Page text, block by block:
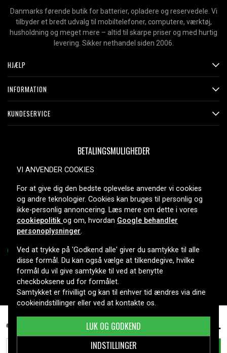
Dell Inspiron 3800 C700SW, 14,8V, 4400mAh 339 kr.
TILFØJ TIL KURV
Danmarks førende butik for batterier, opladere og reservedele. Vi
tilbyder et bredt udvalg til mobiltelefoner, computere, værktøj,
husholdning og meget mere – altid til skarpe priser og med hurtig
levering. Sikker nethandel siden 2006.
HJÆLP
INFORMATION
KUNDESERVICE
BETALINGSMULIGHEDER
LEVERINGSMULIGHEDER
Copyright © 2026, Spares Nordic AB
VI ANVENDER COOKIES
For at give dig den bedste oplevelse anvender vi cookies
og andre teknologier. Cookies kan bruges til personlig og
ikke-personlig annoncering. Læs mere om dette i vores
cookiepolitik og om, hvordan Google behandler
personoplysninger.
Ved at trykke på 'Godkend alle' giver du samtykke til alle
disse formål. Du kan også vælge at tilkendegive, hvilke
formål du vil give samtykke til ved at benytte
checkboksene ud for formålet.
Samtykket er frivilligt og kan til enhver tid ændres via dine
cookieindstillinger eller ved at kontakte os.
INDSTILLINGER
LUK OG GODKEND